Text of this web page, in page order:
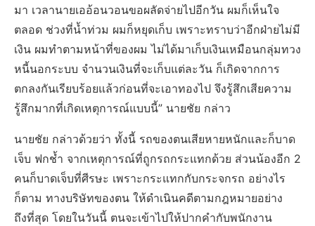
มา เวลานายเออ้อนวอนขอผลัดจ่ายไปอีกวัน ผมก็เห็นใจ
ตลอด ช่วงที่น้ำท่วม ผมก็หยุดเก็บ เพราะทราบว่าอีกฝ่ายไม่มี
เงิน ผมทำตามหน้าที่ของผม ไม่ได้มาเก็บเงินเหมือนกลุ่มทวง
หนี้นอกระบบ จำนวนเงินที่จะเก็บแต่ละวัน ก็เกิดจากการ
ตกลงกันเรียบร้อยแล้วก่อนที่จะเอาทองไป จึงรู้สึกเสียความ
รู้สึกมากที่เกิดเหตุการณ์แบบนี้” นายชัย กล่าว
นายชัย กล่าวด้วยว่า ทั้งนี้ รถของตนเสียหายหนักและก็บาด
เจ็บ ฟกช้ำ จากเหตุการณ์ที่ถูกรถกระแทกด้วย ส่วนน้องอีก 2
คนก็บาดเจ็บที่ศีรษะ เพราะกระแทกกับกระจกรถ อย่างไร
ก็ตาม ทางบริษัทของตน ให้ดำเนินคดีตามกฎหมายอย่าง
ถึงที่สุด โดยในวันนี้ ตนจะเข้าไปให้ปากคำกับพนักงาน